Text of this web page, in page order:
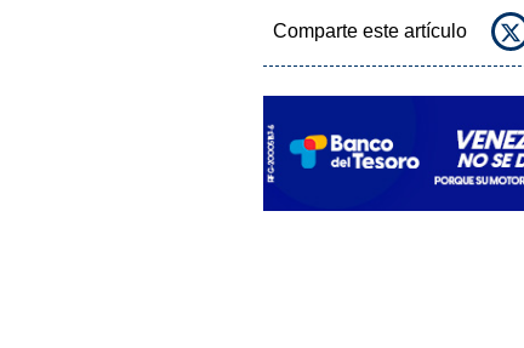
Comparte este artículo